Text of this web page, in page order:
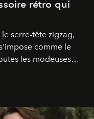
rétro qui
serre-tête zigzag,
comme le
les modeuses